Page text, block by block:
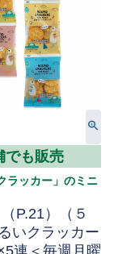
でも販売
ラッカー」のミニ
P.21）（５
いクラッカー
連＜毎週月曜